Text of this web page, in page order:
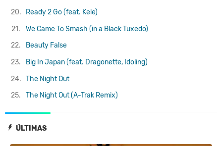
ÚLTIMAS
20.
Ready 2 Go (feat. Kele)
21.
We Came To Smash (in a Black Tuxedo)
22.
Beauty False
23.
Big In Japan (feat. Dragonette, Idoling)
24. The Night Out
25.
The Night Out (A-Trak Remix)